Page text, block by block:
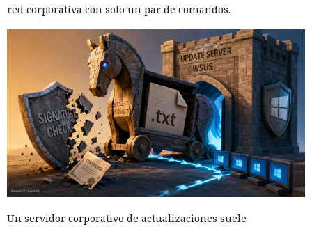
El DHS intentó acceder a chats
privados de Signal, pero un
tribunal rechazó rápidamente
su petición
06:10 / 09.08.2026
Cuanto más investigaban las autoridades, más se agudizaba
el debate sobre la privacidad en Internet.
red corporativa con solo un par de comandos.
Un servidor corporativo de actualizaciones suele